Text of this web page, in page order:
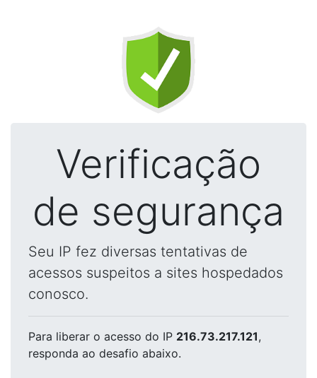
Verificação
de segurança
Seu IP fez diversas tentativas de
acessos suspeitos a sites hospedados
conosco.
Para liberar o acesso do IP 216.73.217.121,
responda ao desafio abaixo.